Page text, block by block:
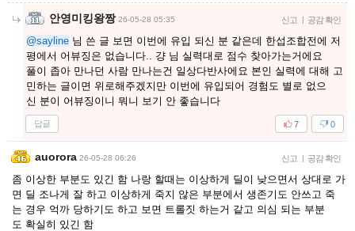
안영미킹왕짱 26-05-28 05:35 신고 | 공감 확인
@sayline 님 쓴 글 보면 이번에 유입 되신 분 같은데 한섭조합전에 저
평에서 어뷰징은 없습니다.. 걍 님 실력대로 점수 찾아가는거에요
풀이 좁아 만나던 사람 만나는건 일상다반사에요 본인 실력에 대해 고
민하는 글이면 위로해주겠지만 이번에 유입되어 경험도 별로 없으
신 분이 어뷰징이니 뭐니 보기 안 좋습니다
답글 0
7
auorora 26-05-28 06:26 신고 | 공감 확인
좀 이상한 부분도 있긴 함 나랑 할때는 이상하게 딜이 낮으면서 상대로 가
면 딜 조나게 잘 하고 이상하게 죽지 않은 부분에서 생존기도 안쓰고 죽
는 경우 억까 당하기도 하고 보면 트롤짓 하는거 같고 의심 되는 부분
도 확실히 있긴 함